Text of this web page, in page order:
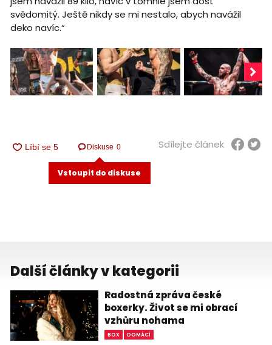
svědomitý. Ještě nikdy se mi nestalo, abych navážil
deko navíc.“
Diskuse 0
Vstoupit do diskuse
Sdílejte článek
Další články v kategorii
Radostná zpráva české
boxerky. Život se mi obrací
vzhůru nohama
BOX DOMÁCÍ